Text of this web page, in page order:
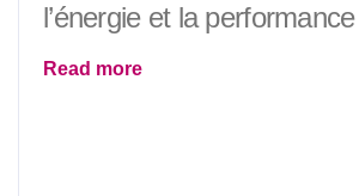
l’énergie et la
Read more